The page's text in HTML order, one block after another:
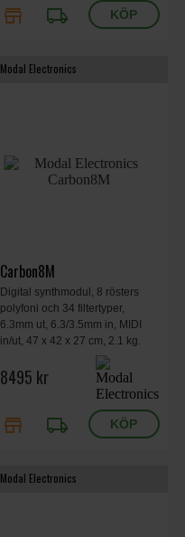
store local_shipping
Modal Electronics
Carbon8M
Digital synthmodul, 8 rösters
polyfoni och 34 filtertyper,
6.3mm ut, 6.3/3.5mm in, MIDI
in/ut, 47 x 42 x 27 cm, 2.1 kg.
8495 kr
store local_shipping
Modal Electronics